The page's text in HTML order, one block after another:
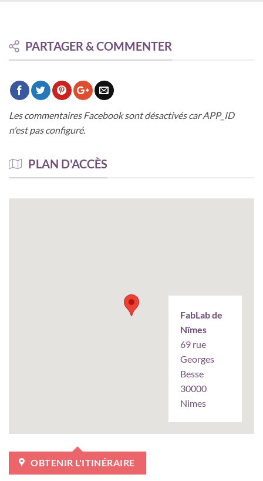
PARTAGER & COMMENTER
Les commentaires Facebook sont désactivés car APP_ID
n'est pas configuré.
PLAN D'ACCÈS
FabLab de
Nîmes
69 rue
Georges
Besse
30000
Nimes
OBTENIR L'ITINÉRAIRE